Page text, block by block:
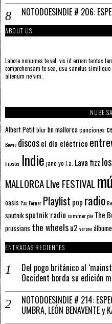
NOTODOESINDIE # 206:
ABOUT US
Labore nonumes te vel, vis id errem tantas
comprehensam te sea, usu sanctus
alienum ne vim.
NUBE
Albert Petitblurbn mallorcacanciones
Bowie discosel día eléctrico
hipster Indie jane yo l.a. Lava fizz
MALLORCA LIve FESTIVAL
oasis Pau Forner Playlist pop radio
sputnik sputnik radio summer pie The
prussians the wheelsu2 verano
ENTRADAS RECIENTES
Del pogo británico al
Occident borda su edición
NOTODOESINDIE # 214:
UMBRA, LEÓN BENAVENTE y